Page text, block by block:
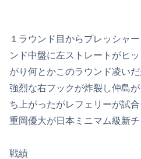
１ラウンド目からプレッシャ
ンド中盤に左ストレートがヒ
がり何とかこのラウンド凌い
強烈な右フックが炸裂し仲島
ち上がったがレフェリーが試合
重岡優大が日本ミニマム級新
戦績